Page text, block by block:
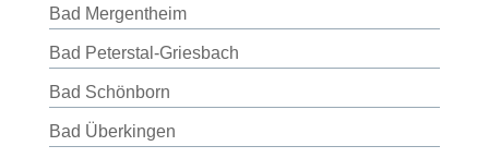
Bad Mergentheim
Bad Peterstal-Griesbach
Bad Schönborn
Bad Überkingen